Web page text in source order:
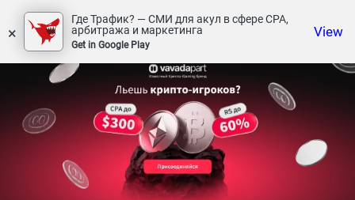
×
Где Трафик? — СМИ для акул в сфере СРА,
арбитража и маркетинга
Get in Google Play
View